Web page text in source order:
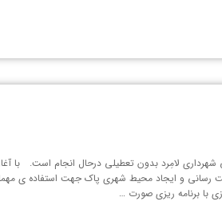
لامِرد بدون تعطیلی درحال انجام است. با آغاز
و ایجاد محیط شهری پاک جهت استفاده ی
با برنامه ریزی صورت …